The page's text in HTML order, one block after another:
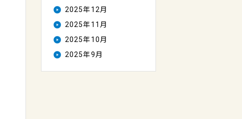
2025年12月
2025年11月
2025年10月
2025年9月